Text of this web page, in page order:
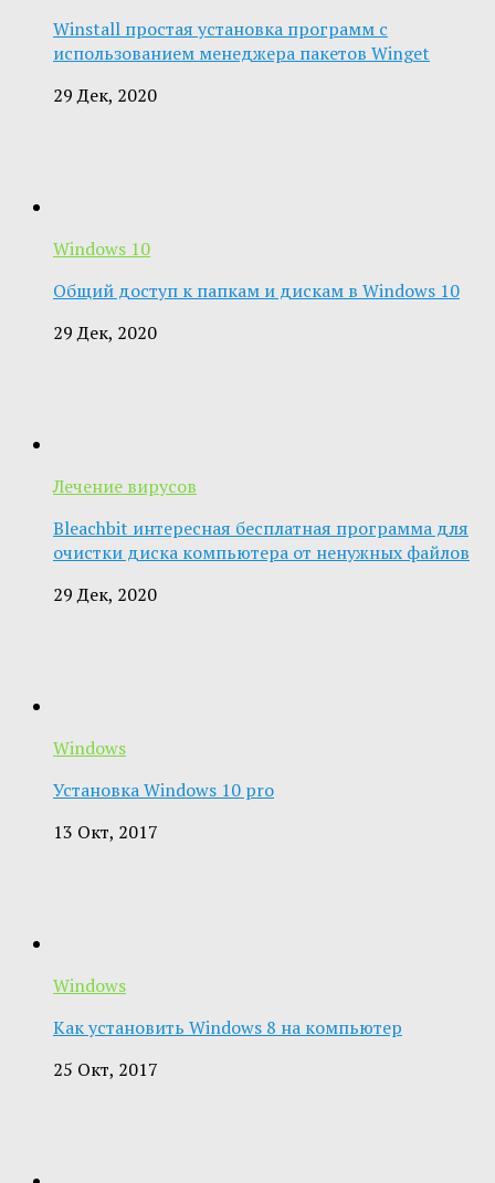
Winstall простая установка программ с
использованием менеджера пакетов Winget
29 Дек, 2020
Windows 10
Общий доступ к папкам и дискам в Windows 10
29 Дек, 2020
Лечение вирусов
Bleachbit интересная бесплатная программа для
очистки диска компьютера от ненужных файлов
29 Дек, 2020
Windows
Установка Windows 10 pro
13 Окт, 2017
Windows
Как установить Windows 8 на компьютер
25 Окт, 2017